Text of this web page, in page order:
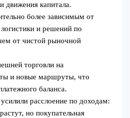
движения капитала.
более зависимым от
и решений по
от чистой рыночной
торговли на
и новые маршруты, что
баланса.
расслоение по доходам:
но покупательная